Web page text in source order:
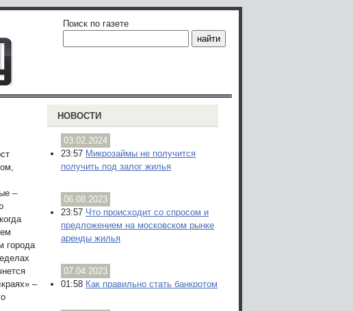
Поиск по газете
–
города
–
НОВОСТИ
03.02.2024
23:57 Микрозаймы не получится
получить под залог жилья
06.08.2023
23:57 Что происходит со спросом и
предложением на московском рынке
аренды жилья
07.04.2023
01:58 Как правильно стать банкротом